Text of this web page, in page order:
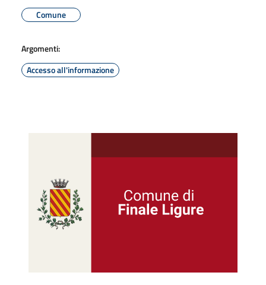
Comune
Argomenti:
Accesso all'informazione